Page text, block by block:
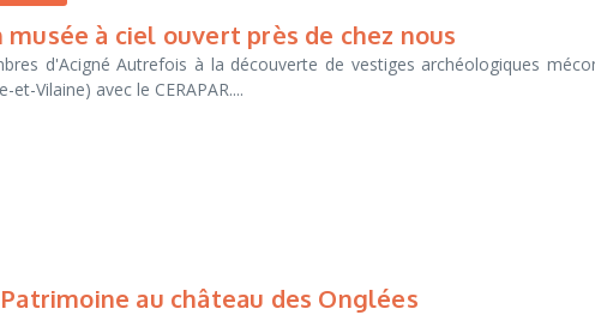
musée à ciel ouvert près de chez nous
d'Acigné Autrefois à la découverte de vestiges archéologiques
Vilaine) avec le CERAPAR....
au château des Onglées